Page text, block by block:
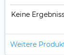
Keine
Weitere